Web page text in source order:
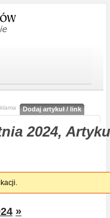
Dodaj artykuł / link
2024,
»